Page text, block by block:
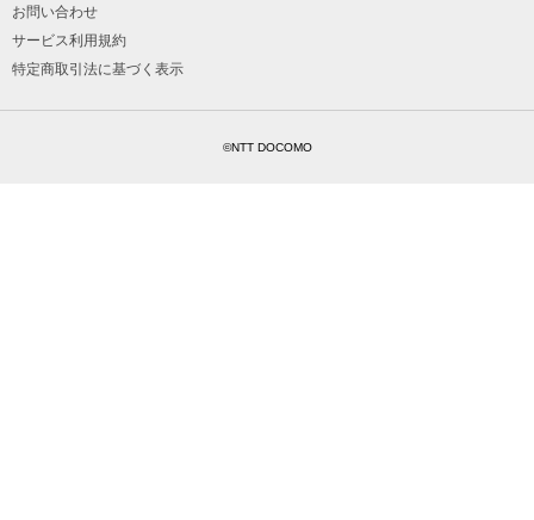
お問い合わせ
サービス利用規約
特定商取引法に基づく表示
©NTT DOCOMO